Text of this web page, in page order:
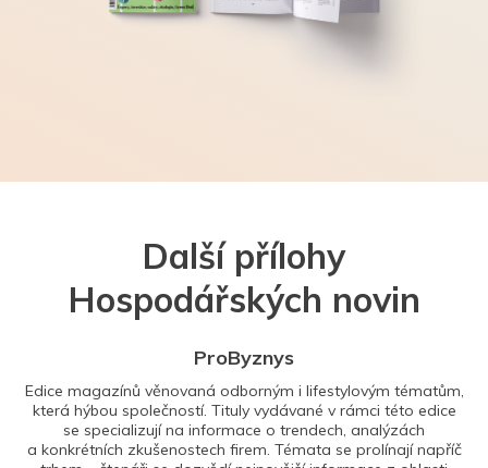
Další přílohy
Hospodářských novin
ProByznys
Edice magazínů věnovaná odborným i lifestylovým tématům,
která hýbou společností. Tituly vydávané v rámci této edice
se specializují na informace o trendech, analýzách
a konkrétních zkušenostech firem. Témata se prolínají napříč